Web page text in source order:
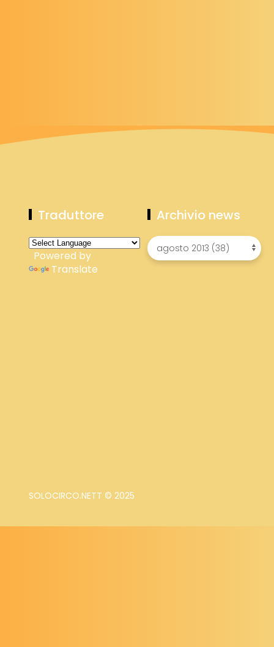
Traduttore
Powered by
Translate
Archivio news
SOLOCIRCO.NETT © 2025